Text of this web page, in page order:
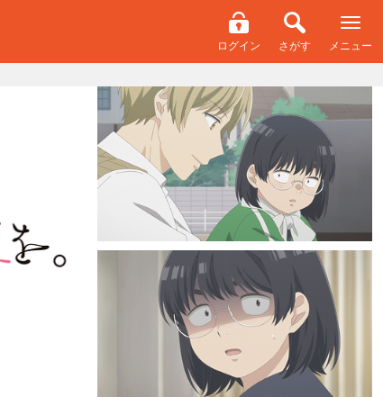
ログイン さがす メニュー